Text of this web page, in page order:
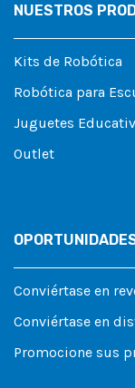
NUESTROS
Kits de Robótica
Robótica para
Juguetes
Outlet
Conviértase en
Conviértase en
Promocione sus